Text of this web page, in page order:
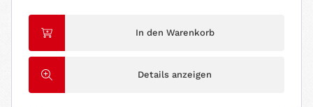
In den Warenkorb
Details anzeigen